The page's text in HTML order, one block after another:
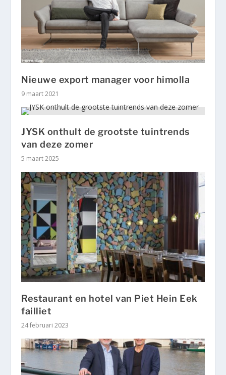
Nieuwe export manager voor himolla
9 maart 2021
JYSK onthult de grootste tuintrends
van deze zomer
5 maart 2025
Restaurant en hotel van Piet Hein Eek
failliet
24 februari 2023